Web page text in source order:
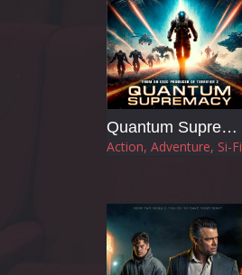
Quantum Supremacy
Action, Adventure, Si-Fi